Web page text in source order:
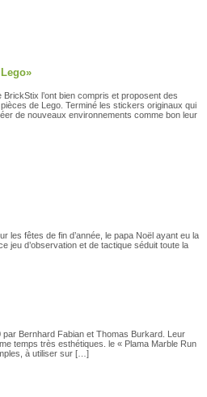
l’ont bien compris et proposent des
de Lego. Terminé les stickers originaux qui
de nouveaux environnements comme bon leur
les fêtes de fin d’année, le papa Noël ayant eu la
jeu d’observation et de tactique séduit toute la
Bernhard Fabian et Thomas Burkard. Leur
temps très esthétiques. le « Plama Marble Run
à utiliser sur […]